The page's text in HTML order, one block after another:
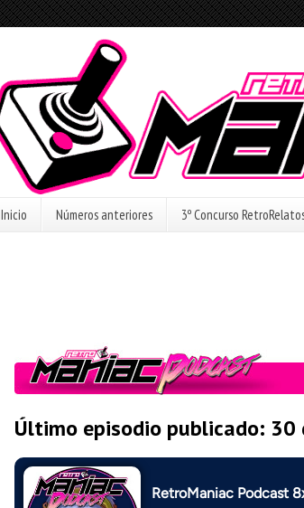
Inicio Números anteriores 3º Concurso
Último episodio publicado: 30